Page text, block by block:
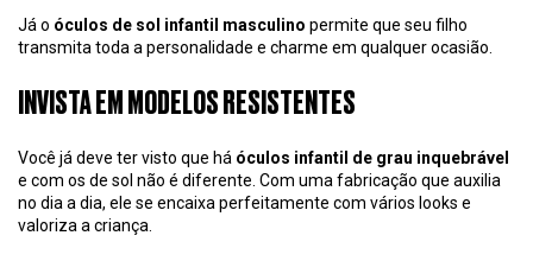
Já o óculos de sol infantil masculino permite que seu filho
transmita toda a personalidade e charme em qualquer ocasião.
INVISTA EM MODELOS RESISTENTES
Você já deve ter visto que há óculos infantil de grau inquebrável
e com os de sol não é diferente. Com uma fabricação que auxilia
no dia a dia, ele se encaixa perfeitamente com vários looks e
valoriza a criança.